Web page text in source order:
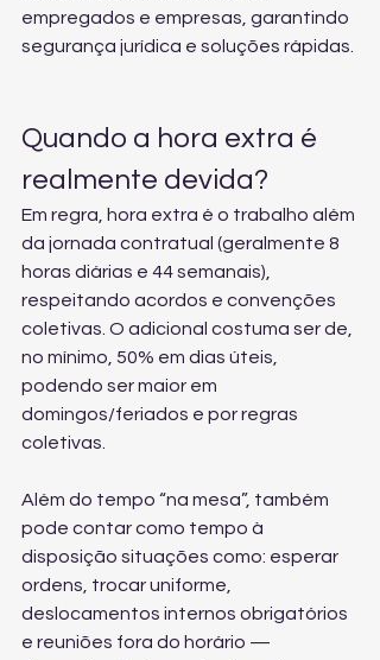
empregados e empresas, garantindo
segurança jurídica e soluções rápidas.
Quando a hora extra é
realmente devida?
Em regra, hora extra é o trabalho além
da jornada contratual (geralmente 8
horas diárias e 44 semanais),
respeitando acordos e convenções
coletivas. O adicional costuma ser de,
no mínimo, 50% em dias úteis,
podendo ser maior em
domingos/feriados e por regras
coletivas.
Além do tempo “na mesa”, também
pode contar como tempo à
disposição situações como: esperar
ordens, trocar uniforme,
deslocamentos internos obrigatórios
e reuniões fora do horário —